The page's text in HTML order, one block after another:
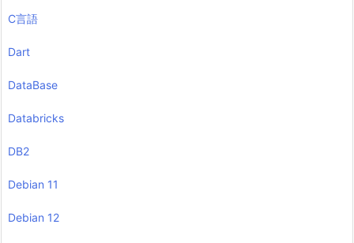
C言語
Dart
DataBase
Databricks
DB2
Debian 11
Debian 12